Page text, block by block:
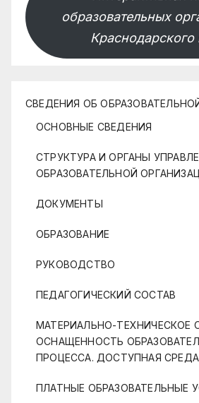
образовательных
Краснодарского
СВЕДЕНИЯ ОБ
ОСНОВНЫЕ СВЕДЕНИЯ
СТРУКТУРА И ОРГАНЫ
ОБРАЗОВАТЕЛЬНОЙ
ДОКУМЕНТЫ
ОБРАЗОВАНИЕ
РУКОВОДСТВО
ПЕДАГОГИЧЕСКИЙ СОСТАВ
МАТЕРИАЛЬНО-ТЕХНИЧЕСКОЕ
ОСНАЩЕННОСТЬ
ПРОЦЕССА. ДОСТУПНАЯ СРЕДА
ПЛАТНЫЕ ОБРАЗОВАТЕЛЬНЫЕ